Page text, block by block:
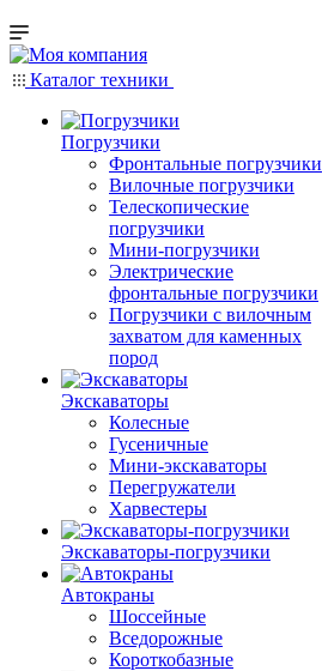
Каталог техники
Погрузчики
Фронтальные погрузчики
Вилочные погрузчики
Телескопические
погрузчики
Мини-погрузчики
Электрические
фронтальные погрузчики
Погрузчики с вилочным
захватом для каменных
пород
Экскаваторы
Колесные
Гусеничные
Мини-экскаваторы
Перегружатели
Харвестеры
Экскаваторы-погрузчики
Автокраны
Шоссейные
Вседорожные
Короткобазные